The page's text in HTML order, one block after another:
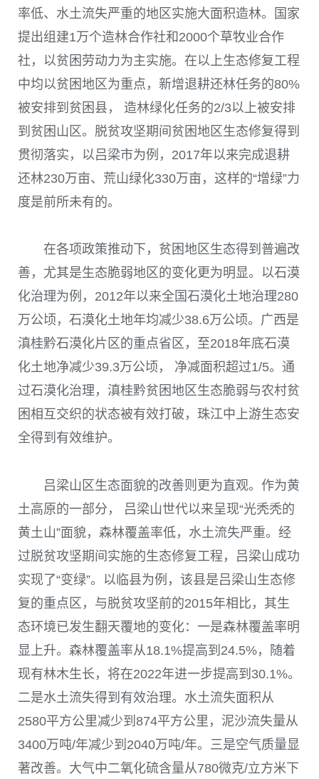
率低、水土流失严重的地区实施大面积造林。国家
提出组建1万个造林合作社和 2000个草牧业合作
社，以贫困劳动力为主实施。在以上生态修复工程
中均以贫困地区为重点，新增退耕还林任务的80%
被安排到贫困县， 造林绿化任务的2/3以上被安排
到贫困山区。脱贫攻坚期间贫困地区生态修复得到
贯彻落实，以吕梁市为例， 2017年以来完成退耕
还林230万亩、荒山绿化330万亩，这样的“增绿”力
度是前所未有的。
在各项政策推动下，贫困地区生态得到普遍改
善，尤其是生态脆弱地区的变化更为明显。以石漠
化治理为例， 2012年以来全国石漠化土地治理280
万公顷，石漠化土地年均减少38.6万公顷。广西是
滇桂黔石漠化片区的重点省区，至2018年底石漠
化土地净减少39.3万公顷， 净减面积超过1/5。通
过石漠化治理，滇桂黔贫困地区生态脆弱与农村贫
困相互交织的状态被有效打破，珠江中上游生态安
全得到有效维护。
吕梁山区生态面貌的改善则更为直观。作为黄
土高原的一部分， 吕梁山世代以来呈现“光秃秃的
黄土山”面貌，森林覆盖率低，水土流失严重。经
过脱贫攻坚期间实施的生态修复工程，吕梁山成功
实现了“变绿”。以临县为例，该县是吕梁山生态修
复的重点区，与脱贫攻坚前的2015年相比，其生
态环境已发生翻天覆地的变化：一是森林覆盖率明
显上升。森林覆盖率从18.1%提高到 24.5%，随着
现有林木生长，将在2022年进一步提高到 30.1%。
二是水土流失得到有效治理。水土流失面积从
2580平方公里减少到 874平方公里，泥沙流失量从
3400万吨/年减少到 2040万吨/年。三是空气质量显
著改善。大气中二氧化硫含量从780微克/立方米下